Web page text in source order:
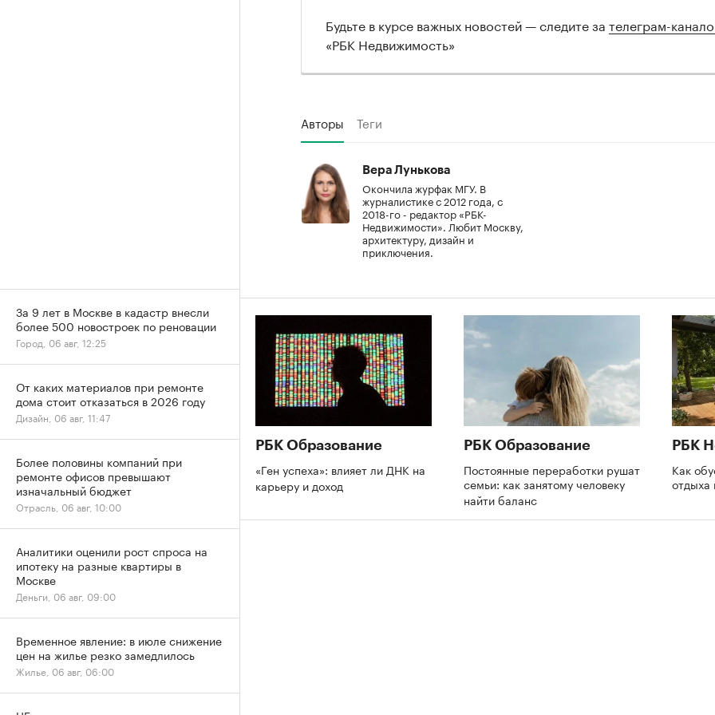
Будьте в курсе важных новостей — следите за телеграм-
«РБК Недвижимость»
Авторы Теги
Вера Лунькова
Окончила журфак МГУ. В
журналистике с 2012 года, с
2018-го - редактор «РБК-
Недвижимости». Любит Москву,
архитектуру, дизайн и
приключения.
РБК Образование
«Ген успеха»: влияет ли ДНК на
карьеру и доход
РБК Образование
Постоянные переработки рушат
семьи: как занятому человеку
найти баланс
РБК
Как
отдыха
За 9 лет в Москве в кадастр внесли
более 500 новостроек по реновации
Город, 06 авг, 12:25
От каких материалов при ремонте
дома стоит отказаться в 2026 году
Дизайн, 06 авг, 11:47
Более половины компаний при
ремонте офисов превышают
изначальный бюджет
Отрасль, 06 авг, 10:00
Аналитики оценили рост спроса на
ипотеку на разные квартиры в
Москве
Деньги, 06 авг, 09:00
Временное явление: в июле снижение
цен на жилье резко замедлилось
Жилье, 06 авг, 06:00